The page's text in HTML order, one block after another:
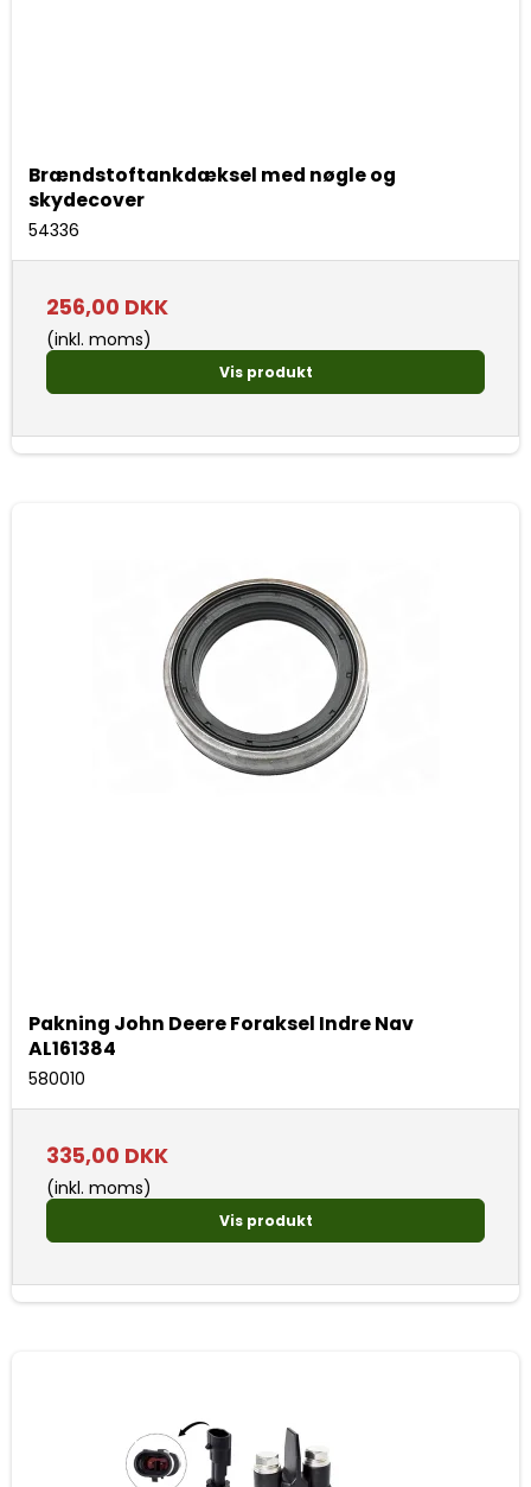
Brændstoftankdæksel med nøgle og
skydecover
54336
256,00 DKK
(inkl. moms)
Vis produkt
Pakning John Deere Foraksel Indre Nav
AL161384
580010
335,00 DKK
(inkl. moms)
Vis produkt